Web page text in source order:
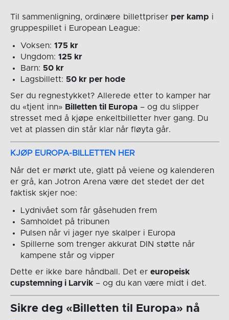
Til sammenligning, ordinære billettpriser per kamp i
gruppespillet i European League:
Voksen: 175 kr
Ungdom: 125 kr
Barn: 50 kr
Lagsbillett: 50 kr per hode
Ser du regnestykket? Allerede etter to kamper har
du «tjent inn» Billetten til Europa– og du slipper
stresset med å kjøpe enkeltbilletter hver gang. Du
vet at plassen din står klar når fløyta går.
KJØP EUROPA-BILLETTEN HER
Når det er mørkt ute, glatt på veiene og kalenderen
er grå, kan Jotron Arena være det stedet der det
faktisk skjer noe:
Lydnivået som får gåsehuden frem
Samholdet på tribunen
Pulsen når vi jager nye skalper i Europa
Spillerne som trenger akkurat DIN støtte når
kampene står og vipper
Dette er ikke bare håndball. Det er europeisk
cupstemning i Larvik– og du kan være midt i det.
Sikre deg «Billetten til Europa» nå